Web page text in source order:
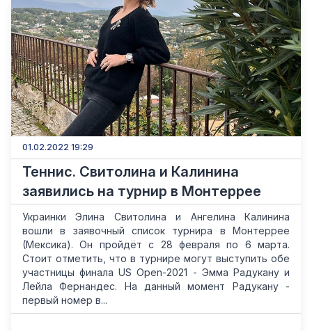
01.02.2022 19:29
Теннис. Свитолина и Калинина
заявились на турнир в Монтеррее
Украинки Элина Свитолина и Ангелина Калинина
вошли в заявочный список турнира в Монтеррее
(Мексика). Он пройдёт с 28 февраля по 6 марта.
Стоит отметить, что в турнире могут выступить обе
участницы финала US Open-2021 - Эмма Радукану и
Лейла Фернандес. На данный момент Радукану -
первый номер в...